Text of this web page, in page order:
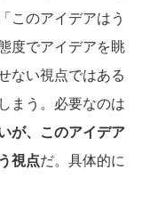
このアイデアはう
度でアイデアを眺
ない視点ではある
まう。必要なのは
が、このアイデア
視点だ。具体的に